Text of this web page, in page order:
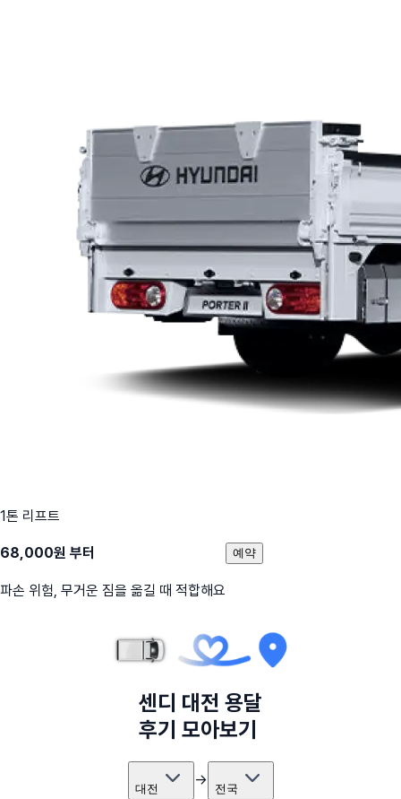
1톤 리프트
68,000원 부터
파손 위험, 무거운 짐을 옮길 때 적합해요
예약
센디 대전 용달
후기 모아보기
대전 → 전국